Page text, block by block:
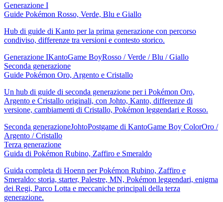
Generazione I
Guide Pokémon Rosso, Verde, Blu e Giallo
Hub di guide di Kanto per la prima generazione con percorso
condiviso, differenze tra versioni e contesto storico.
Generazione IKantoGame BoyRosso / Verde / Blu / Giallo
Seconda generazione
Guide Pokémon Oro, Argento e Cristallo
Un hub di guide di seconda generazione per i Pokémon Oro,
Argento e Cristallo originali, con Johto, Kanto, differenze di
versione, cambiamenti di Cristallo, Pokémon leggendari e Rosso.
Seconda generazioneJohtoPostgame di KantoGame Boy ColorOro /
Argento / Cristallo
Terza generazione
Guida di Pokémon Rubino, Zaffiro e Smeraldo
Guida completa di Hoenn per Pokémon Rubino, Zaffiro e
Smeraldo: storia, starter, Palestre, MN, Pokémon leggendari, enigma
dei Regi, Parco Lotta e meccaniche principali della terza
generazione.